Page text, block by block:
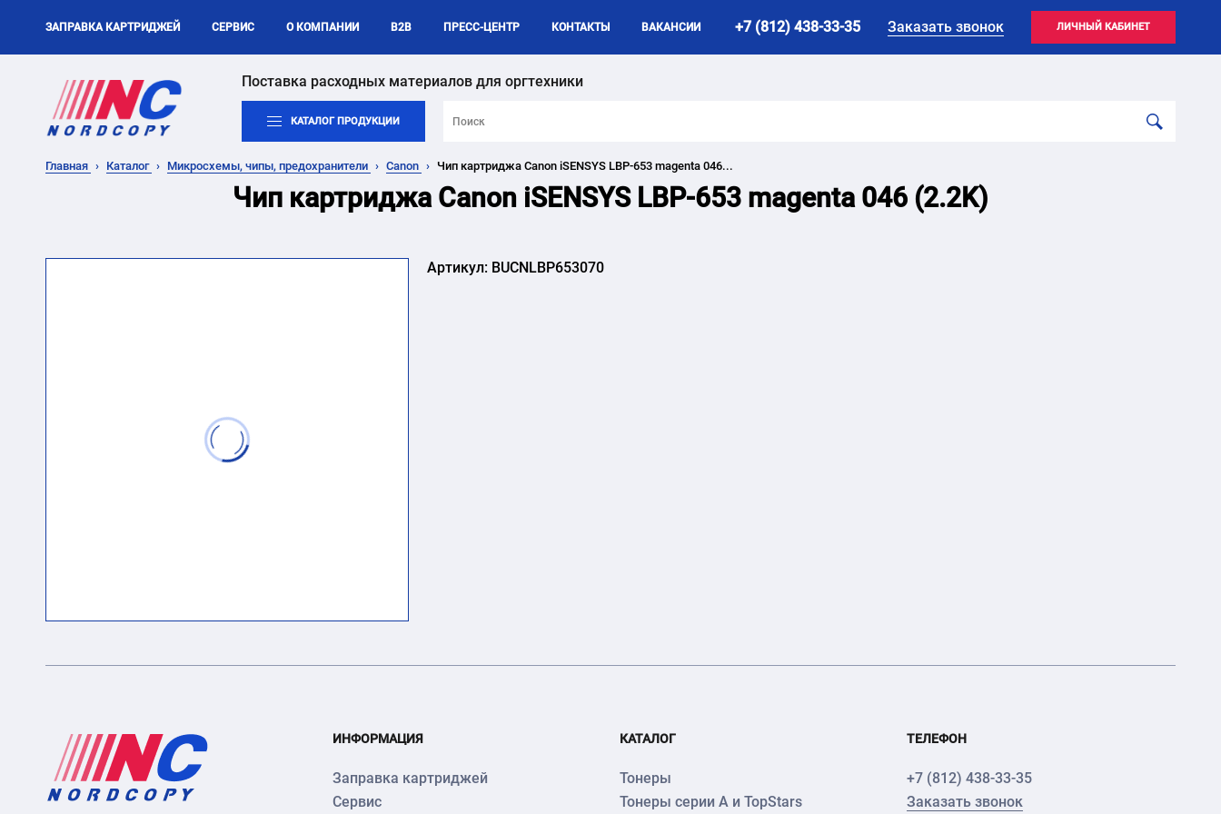
ЗАПРАВКА КАРТРИДЖЕЙ СЕРВИС О КОМПАНИИ B2B ПРЕСС-ЦЕНТР КОНТАКТЫ ВАКАНСИИ +7 (812) 438-33-35 Заказать звонок ЛИЧНЫЙ КАБИНЕТ
Поставка расходных материалов для оргтехники
КАТАЛОГ ПРОДУКЦИИ
Главная Каталог Микросхемы, чипы, предохранители Canon Чип картриджа Canon iSENSYS LBP-653 magenta 046...
Чип картриджа Canon iSENSYS LBP-653 magenta 046 (2.2K)
Артикул: BUCNLBP653070
ИНФОРМАЦИЯ
Заправка картриджей
Сервис
КАТАЛОГ
Тонеры
Тонеры серии А и TopStars
ТЕЛЕФОН
+7 (812) 438-33-35
Заказать звонок